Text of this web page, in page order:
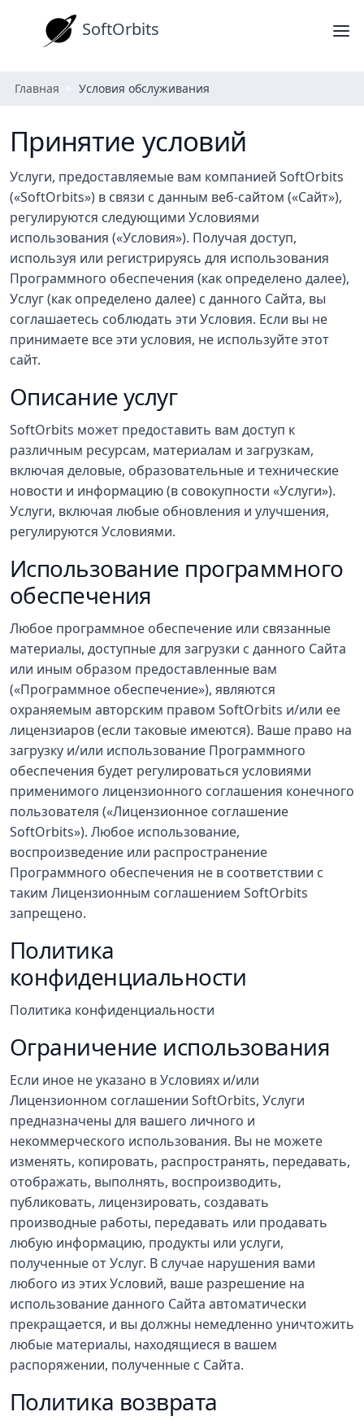
SoftOrbits
Главная Условия обслуживания
Принятие условий
Услуги, предоставляемые вам компанией SoftOrbits
(«SoftOrbits») в связи с данным веб-сайтом («Сайт»),
регулируются следующими Условиями
использования («Условия»). Получая доступ,
используя или регистрируясь для использования
Программного обеспечения (как определено далее),
Услуг (как определено далее) с данного Сайта, вы
соглашаетесь соблюдать эти Условия. Если вы не
принимаете все эти условия, не используйте этот
сайт.
Описание услуг
SoftOrbits может предоставить вам доступ к
различным ресурсам, материалам и загрузкам,
включая деловые, образовательные и технические
новости и информацию (в совокупности «Услуги»).
Услуги, включая любые обновления и улучшения,
регулируются Условиями.
Использование программного
обеспечения
Любое программное обеспечение или связанные
материалы, доступные для загрузки с данного Сайта
или иным образом предоставленные вам
(«Программное обеспечение»), являются
охраняемым авторским правом SoftOrbits и/или ее
лицензиаров (если таковые имеются). Ваше право на
загрузку и/или использование Программного
обеспечения будет регулироваться условиями
применимого лицензионного соглашения конечного
пользователя («Лицензионное соглашение
SoftOrbits»). Любое использование,
воспроизведение или распространение
Программного обеспечения не в соответствии с
таким Лицензионным соглашением SoftOrbits
запрещено.
Политика
конфиденциальности
Политика конфиденциальности
Ограничение использования
Если иное не указано в Условиях и/или
Лицензионном соглашении SoftOrbits, Услуги
предназначены для вашего личного и
некоммерческого использования. Вы не можете
изменять, копировать, распространять, передавать,
отображать, выполнять, воспроизводить,
публиковать, лицензировать, создавать
производные работы, передавать или продавать
любую информацию, продукты или услуги,
полученные от Услуг. В случае нарушения вами
любого из этих Условий, ваше разрешение на
использование данного Сайта автоматически
прекращается, и вы должны немедленно уничтожить
любые материалы, находящиеся в вашем
распоряжении, полученные с Сайта.
Политика возврата